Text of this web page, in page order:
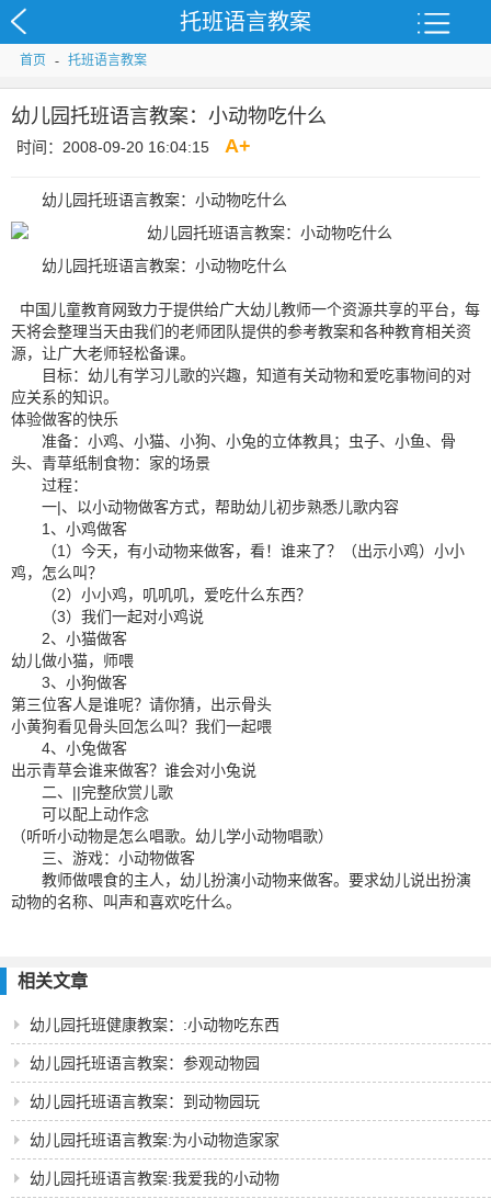
托班语言教案
首页 - 托班语言教案
幼儿园托班语言教案：小动物吃什么
时间：2008-09-20 16:04:15 A+
幼儿园托班语言教案：小动物吃什么
幼儿园托班语言教案：小动物吃什么
中国儿童教育网致力于提供给广大幼儿教师一个资源共享的平台，每
天将会整理当天由我们的老师团队提供的参考教案和各种教育相关资
源，让广大老师轻松备课。
目标：幼儿有学习儿歌的兴趣，知道有关动物和爱吃事物间的对
应关系的知识。
体验做客的快乐
准备：小鸡、小猫、小狗、小兔的立体教具；虫子、小鱼、骨
头、青草纸制食物：家的场景
过程：
一|、以小动物做客方式，帮助幼儿初步熟悉儿歌内容
1、小鸡做客
（1）今天，有小动物来做客，看！谁来了？（出示小鸡）小小
鸡，怎么叫？
（2）小小鸡，叽叽叽，爱吃什么东西？
（3）我们一起对小鸡说
2、小猫做客
幼儿做小猫，师喂
3、小狗做客
第三位客人是谁呢？请你猜，出示骨头
小黄狗看见骨头回怎么叫？我们一起喂
4、小兔做客
出示青草会谁来做客？谁会对小兔说
二、||完整欣赏儿歌
可以配上动作念
（听听小动物是怎么唱歌。幼儿学小动物唱歌）
三、游戏：小动物做客
教师做喂食的主人，幼儿扮演小动物来做客。要求幼儿说出扮演
动物的名称、叫声和喜欢吃什么。
相关文章
幼儿园托班健康教案：:小动物吃东西
幼儿园托班语言教案：参观动物园
幼儿园托班语言教案：到动物园玩
幼儿园托班语言教案:为小动物造家家
幼儿园托班语言教案:我爱我的小动物